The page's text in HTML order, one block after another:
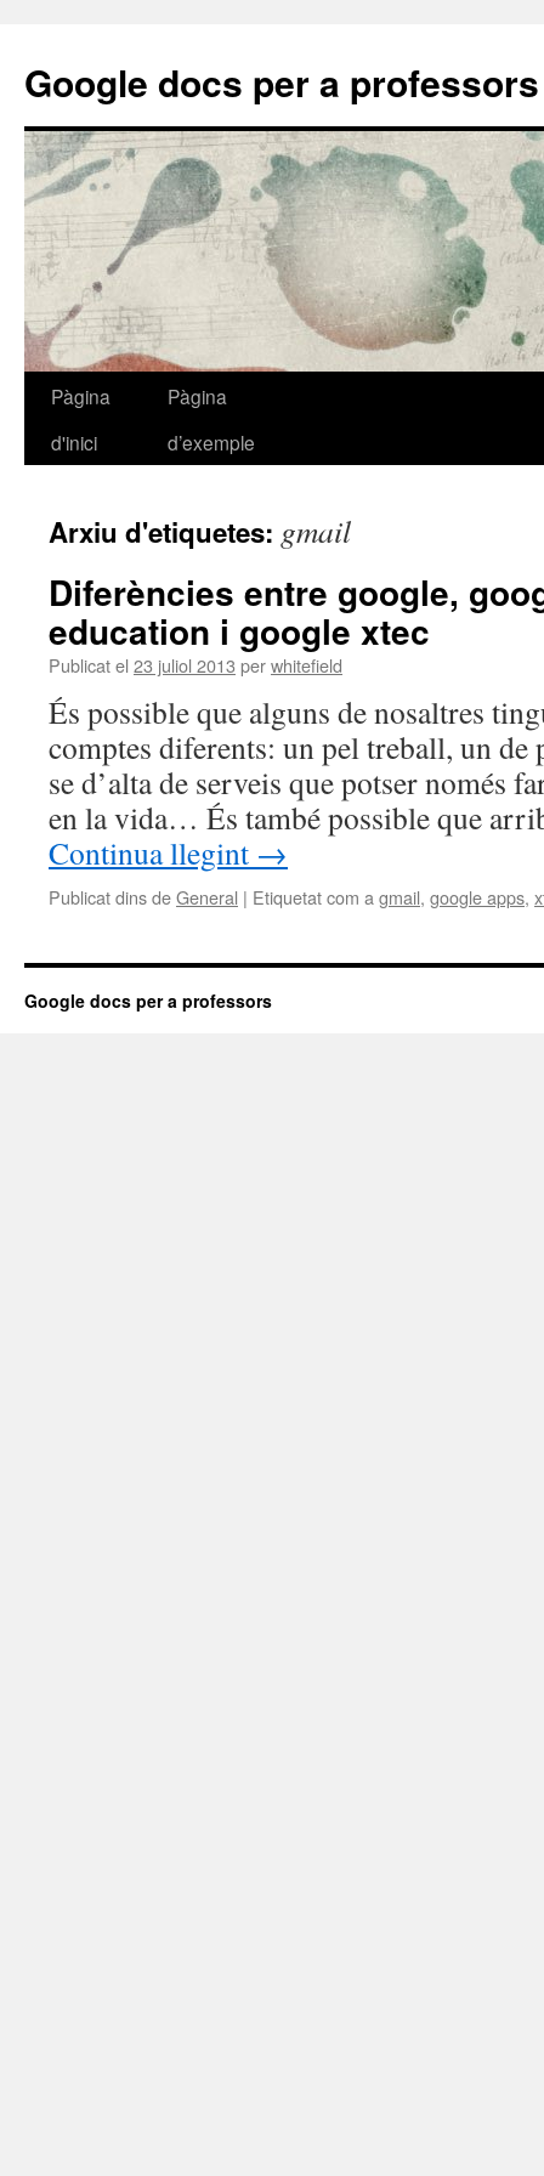
Google docs per a professors
Vés
Pàgina
d'inici
Pàgina
d’exemple
Arxiu d'etiquetes: gmail
Diferències entre google,
education i google xtec
Publicat el 23 juliol 2013 perwhitefield
És possible que alguns de nosaltres
comptes diferents: un pel treball, un de
se d’alta de serveis que potser només
en la vida… És també possible que
Continua llegint →
Publicat dins deGeneral | Etiquetat com a gmail, google apps,
Google docs per a professors